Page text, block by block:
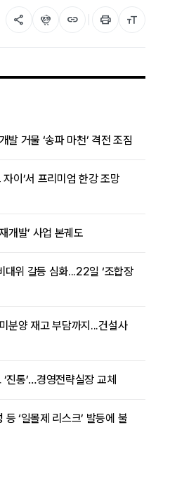
share flutter_dash link print format_size
발 거물 ‘송파 마천’ 격전 조짐
자이’서 프리미엄 한강 조망
개발’ 사업 본궤도
위 갈등 심화...22일 ‘조합장
분양 재고 부담까지...건설사
진통’…경영전략실장 교체
등 ‘일몰제 리스크’ 발등에 불